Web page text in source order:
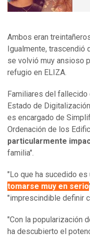
Ambos eran
Igualmente, trascendió
se volvió muy ansioso
refugio en ELIZA.
Familiares del
Estado de
es encargado de
Ordenación de los
particularmente
familia".
"Lo que ha sucedido
tomarse muy en serio
"imprescindible definir
"Con la popularización
ha descubierto el